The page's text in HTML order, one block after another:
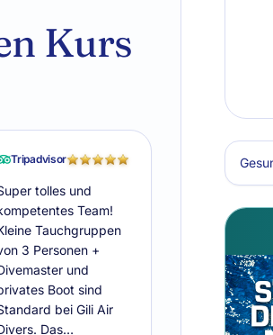
Kurs
Tripadvisor
tolles und
Team!
Tauchgruppen
3 Personen +
und
Boot sind
bei Gili Air
Das…